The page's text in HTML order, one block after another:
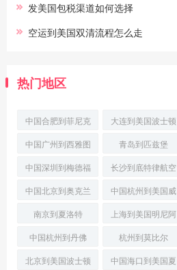
发美国包税渠道如何选择
空运到美国双清流程怎么走
热门地区
中国合肥到菲尼克
斯(Phoenix)经济
大连到美国波士顿
国际空运
中国广州到西雅图
空运派送
青岛到匹兹堡
(Pittsburgh)门到
中国深圳到梅德福
普货空运
长沙到底特律航空
快递
中国北京到奥克兰
门到门空运
中国杭州到美国威
尔明顿(Wilmingt
南京到夏洛特
(Charlotte)航空运
上海到美国明尼阿
波利斯航空快递
中国杭州到丹佛
(Denver)飞机运输
杭州到莫比尔
(Mobile)跨境联运
北京到美国波士顿 中国海口到美国夏